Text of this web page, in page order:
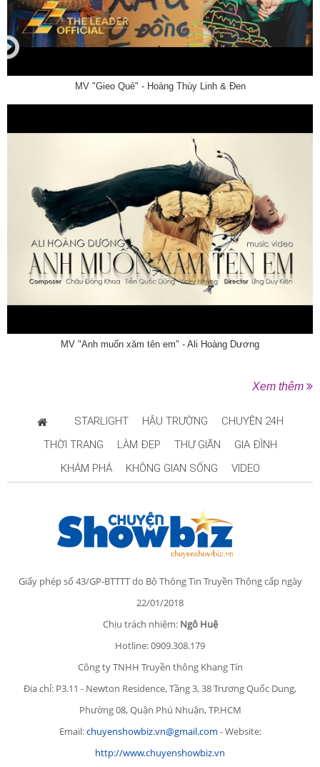
MV "Gieo Quẻ" - Hoàng Thùy Linh & Đen
MV "Anh muốn xăm tên em" - Ali Hoàng Dương
Xem thêm
STARLIGHT HẬU TRƯỜNG
CHUYỆN 24H
THỜI TRANG
LÀM ĐẸP THƯ GIÃN
GIA ĐÌNH
KHÁM PHÁ
KHÔNG GIAN SỐNG VIDEO
Giấy phép số 43/GP-BTTTT do Bộ Thông Tin Truyền Thông cấp ngày
22/01/2018
Chịu trách nhiệm: Ngô Huệ
Hotline: 0909.308.179
Công ty TNHH Truyền thông Khang Tín
Địa chỉ: P3.11 - Newton Residence, Tầng 3, 38 Trương Quốc Dung,
Phường 08, Quận Phú Nhuận, TP.HCM
Email:chuyenshowbiz.vn@gmail.com - Website:
http://www.chuyenshowbiz.vn